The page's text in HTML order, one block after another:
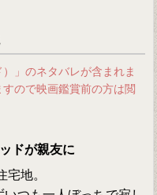
」のネタバレが含まれま
ので映画鑑賞前の方は閲
ドが親友に
地。